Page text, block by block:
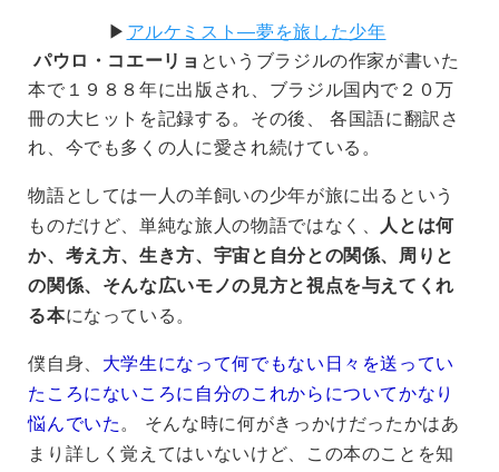
▶︎ アルケミスト―夢を旅した少年
パウロ・コエーリョ というブラジルの作家が書いた
本で１９８８年に出版され、ブラジル国内で２０万
冊の大ヒットを記録する。その後、 各国語に翻訳さ
れ、今でも多くの人に愛され続けている。
物語としては一人の羊飼いの少年が旅に出るという
ものだけど、単純な旅人の物語ではなく、
人とは何
か、考え方、生き方、宇宙と自分との関係、周りと
の関係、そんな広いモノの見方と視点を与えてくれ
る本になっている。
僕自身、 大学生になって何でもない日々を送ってい
たころにないころに自分のこれからについてかなり
悩んでいた 。 そんな時に何がきっかけだったかはあ
まり詳しく覚えてはいないけど、この本のことを知